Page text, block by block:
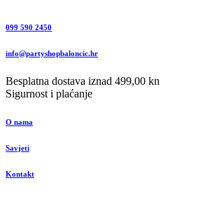
099 590 2450
info@partyshopbaloncic.hr
Besplatna dostava iznad 499,00 kn
Sigurnost i plaćanje
O nama
Savjeti
Kontakt